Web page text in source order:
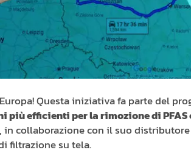
Questa iniziativa fa parte del
più efficienti per la rimozione di
in collaborazione con il suo distributore
filtrazione su tela.